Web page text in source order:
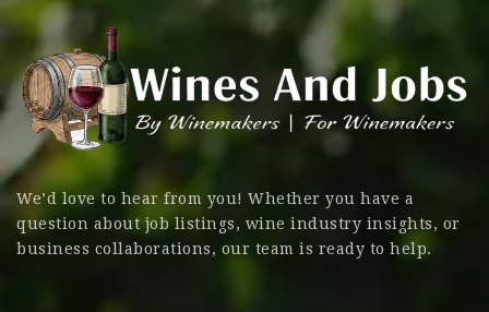
We’d love to hear from you! Whether you have a
question about job listings, wine industry insights, or
business collaborations, our team is ready to help.